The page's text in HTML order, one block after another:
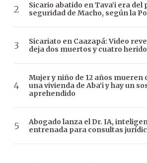
Sicario abatido en Tava’i era
seguridad de Macho, según la
Sicariato en Caazapá: Video
deja dos muertos y cuatro
Mujer y niño de 12 años mueren
una vivienda de Aba’i y hay un
aprehendido
Abogado lanza el Dr. IA,
entrenada para consultas